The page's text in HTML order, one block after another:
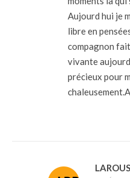
Aujourd hui je
libre en
compagnon
vivante
précieux pour